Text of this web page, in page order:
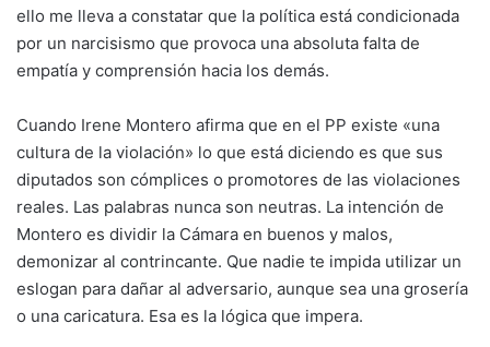
ello me lleva a constatar que la política está condicionada
por un narcisismo que provoca una absoluta falta de
empatía y comprensión hacia los demás.
Cuando Irene Montero afirma que en el PP existe «una
cultura de la violación» lo que está diciendo es que sus
diputados son cómplices o promotores de las violaciones
reales. Las palabras nunca son neutras. La intención de
Montero es dividir la Cámara en buenos y malos,
demonizar al contrincante. Que nadie te impida utilizar un
eslogan para dañar al adversario, aunque sea una grosería
o una caricatura. Esa es la lógica que impera.